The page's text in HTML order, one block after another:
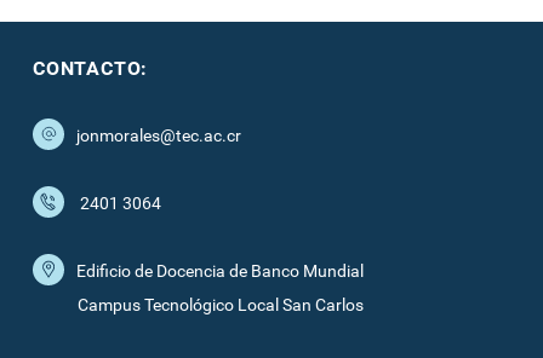
CONTACTO:
jonmorales@tec.ac.cr
2401 3064
Edificio de Docencia de Banco Mundial
Campus Tecnológico Local San Carlos